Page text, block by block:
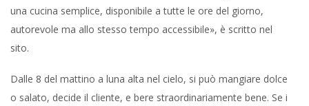
una cucina semplice, disponibile a tutte le ore del giorno,
autorevole ma allo stesso tempo accessibile», è scritto nel
sito.
Dalle 8 del mattino a luna alta nel cielo, si può mangiare dolce
o salato, decide il cliente, e bere straordinariamente bene. Se i